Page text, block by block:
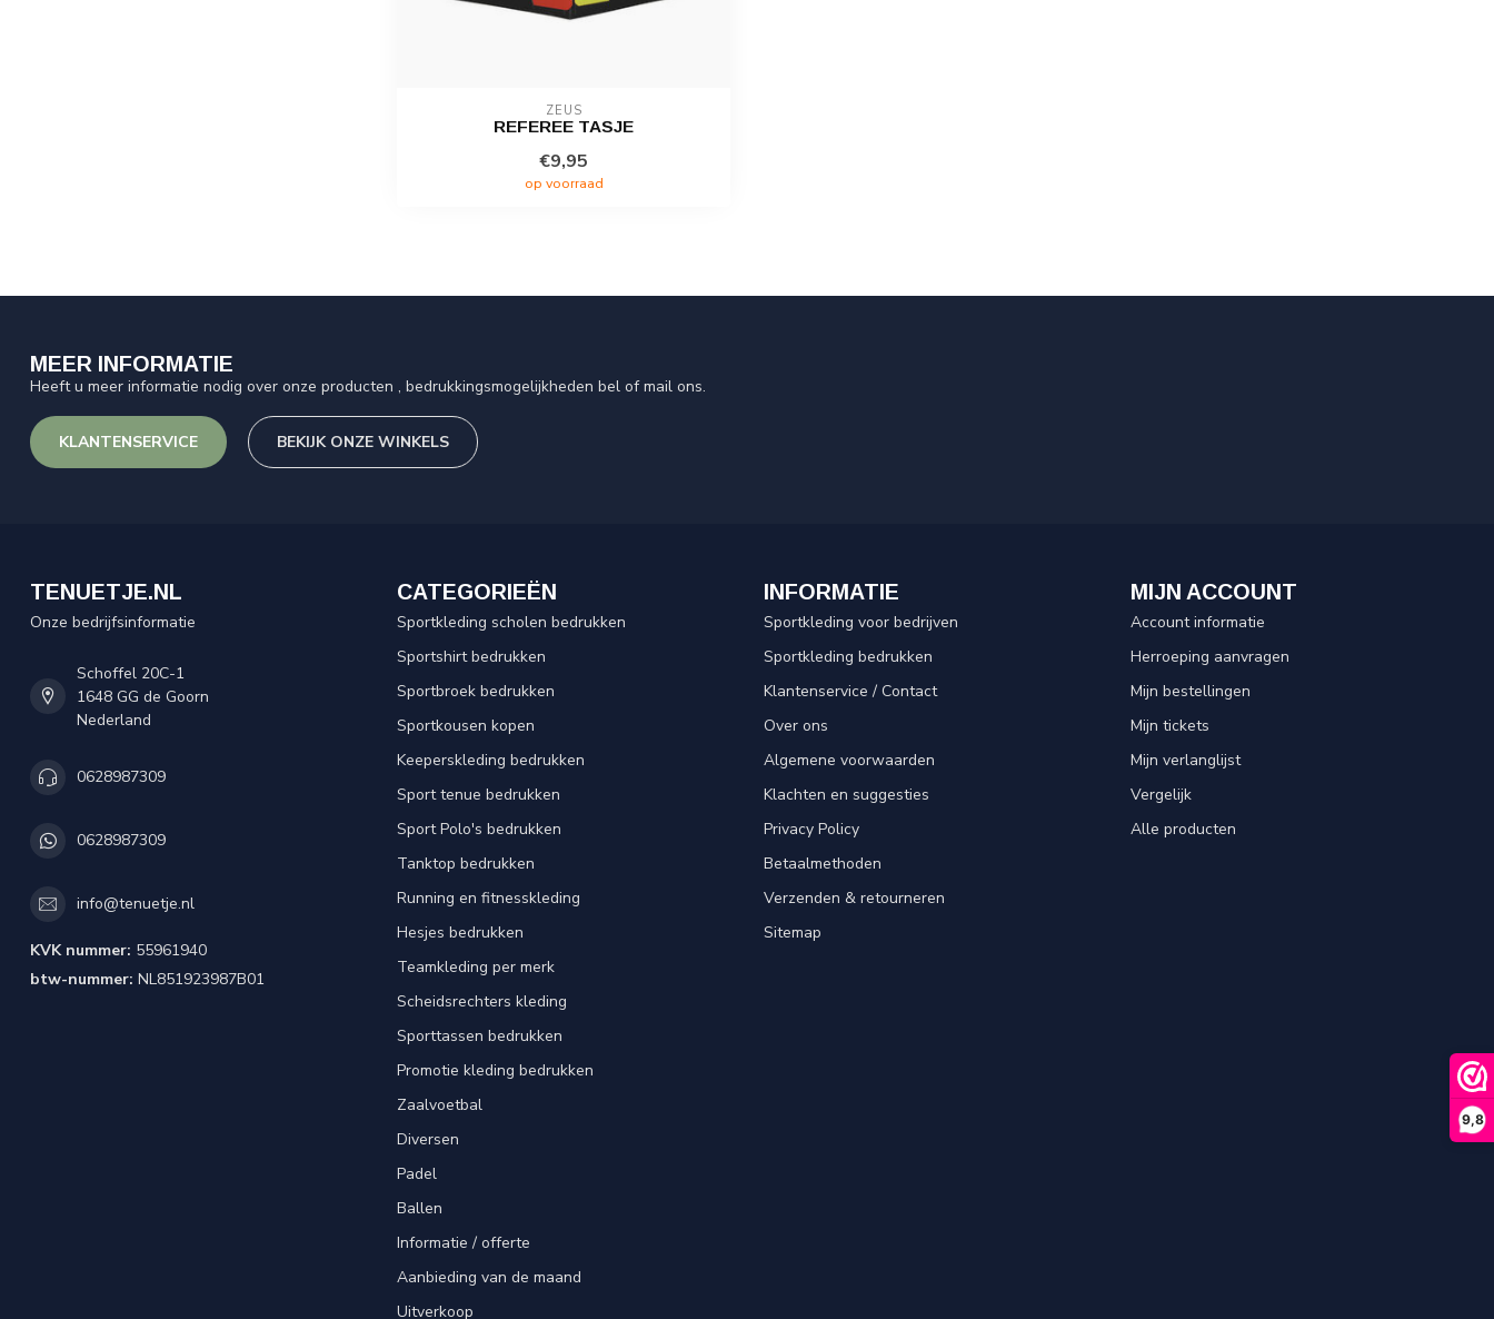
9,8
ZEUS
REFEREE TASJE
€9,95
op voorraad
MEER INFORMATIE
Heeft u meer informatie nodig over onze producten , bedrukkingsmogelijkheden bel of mail ons.
KLANTENSERVICE BEKIJK ONZE WINKELS
TENUETJE.NL
Onze bedrijfsinformatie
Schoffel 20C-1
1648 GG de Goorn
Nederland
0628987309
0628987309
info@tenuetje.nl
KVK nummer: 55961940
btw-nummer: NL851923987B01
CATEGORIEËN
Sportkleding scholen bedrukken
Sportshirt bedrukken
Sportbroek bedrukken
Sportkousen kopen
Keeperskleding bedrukken
Sport tenue bedrukken
Sport Polo's bedrukken
Tanktop bedrukken
Running en fitnesskleding
Hesjes bedrukken
Teamkleding per merk
Scheidsrechters kleding
Sporttassen bedrukken
Promotie kleding bedrukken
Zaalvoetbal
Diversen
Padel
Ballen
Informatie / offerte
Aanbieding van de maand
Uitverkoop
INFORMATIE
Sportkleding voor bedrijven
Sportkleding bedrukken
Klantenservice / Contact
Over ons
Algemene voorwaarden
Klachten en suggesties
Privacy Policy
Betaalmethoden
Verzenden & retourneren
Sitemap
MIJN ACCOUNT
Account informatie
Herroeping aanvragen
Mijn bestellingen
Mijn tickets
Mijn verlanglijst
Vergelijk
Alle producten